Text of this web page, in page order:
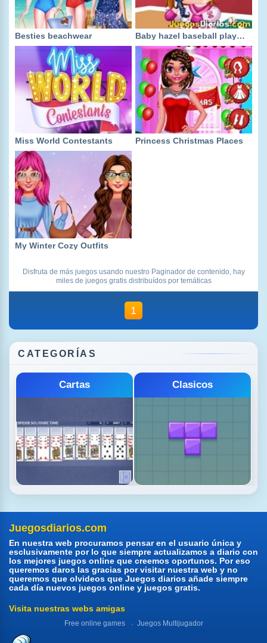
Besties beachwear Baby hazel baseball player dressup
Miss World Contestants Princess Christmas Places
My Winter Cozy Outfits
Disfruta de más juegos usando nuestro Paginador de contenido, hay
miles de juegos gratis distribuídos por temáticas
1
CATEGORÍAS
Coches Cocina
Juegosdiarios.com
En nuestra web procuramos pensar en el usuario única y
esclusivamente por lo que siempre actualizamos a diario con
los mejores juegos online que creemos oportunos. Por eso
queremos daros las gracias por visitar nuestra web y no
queremos que olvideos que Juegos diarios añade siempre
cada día nuevos juegos online y juegos gratis.
Visita nuestras webs amigas
Free online games Juegos Multijugador